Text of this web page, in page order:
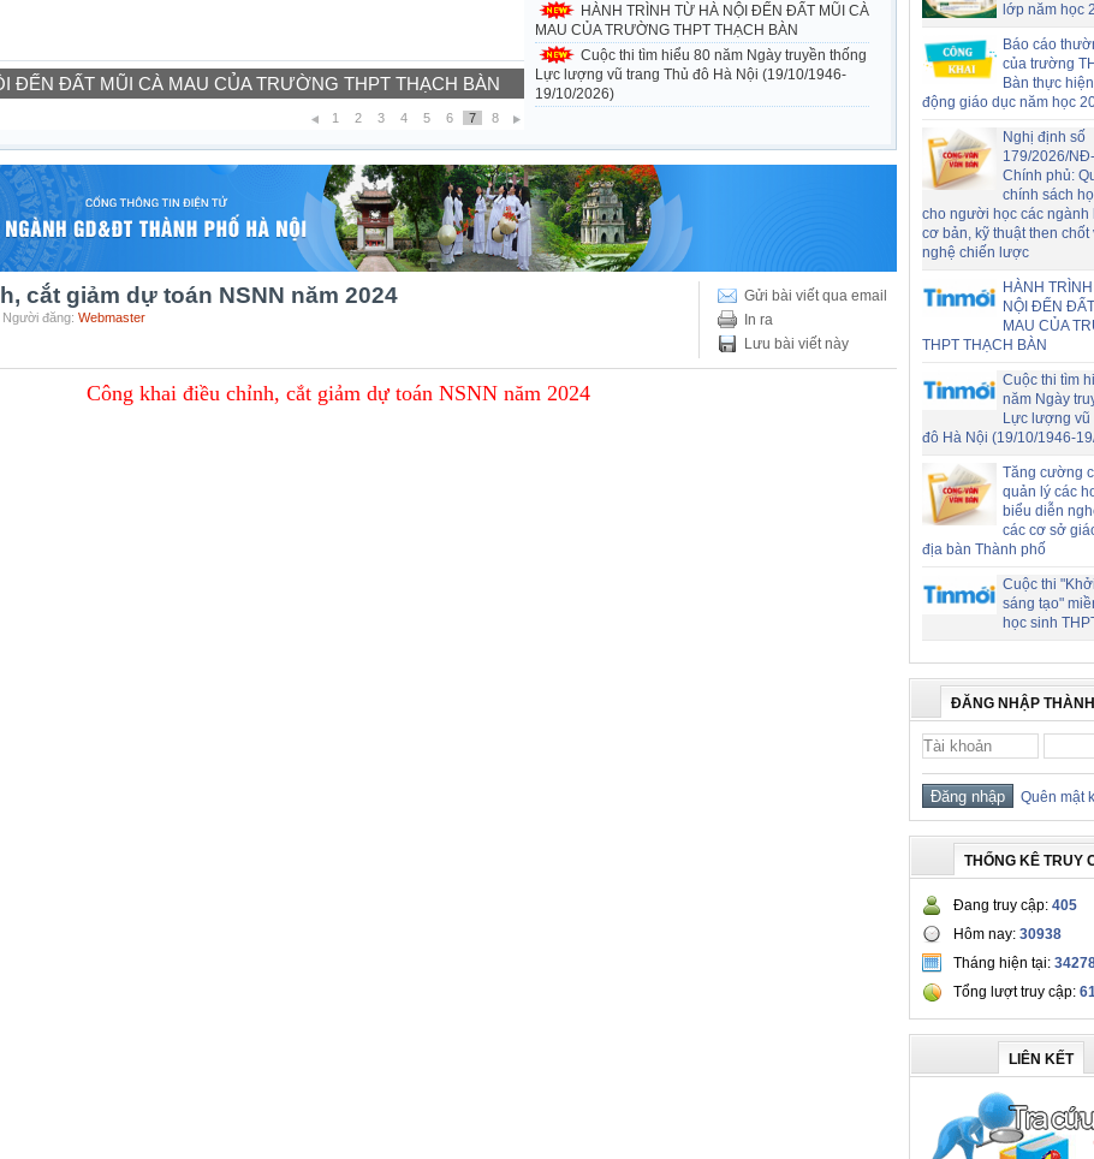
ĐẾN ĐẤT MŨI CÀ MAU CỦA TRƯỜNG THPT THẠCH BÀN
1 2 3 4 5 6 7 8
HÀNH TRÌNH TỪ HÀ NỘI ĐẾN ĐẤT MŨI CÀ
MAU CỦA TRƯỜNG THPT THẠCH BÀN
Cuộc thi tìm hiểu 80 năm Ngày truyền thống
Lực lượng vũ trang Thủ đô Hà Nội (19/10/1946-
19/10/2026)
Gửi bài viết qua email
In ra
Lưu bài viết này
cắt giảm dự toán NSNN năm 2024
đăng: Webmaster
Công khai điều chỉnh, cắt giảm dự toán NSNN năm 2024
lớp năm học
Báo cáo
của trường
Bàn thực
động giáo dục năm học
Nghị định số
179/2026/
Chính phủ:
chính sách
cho người học các ngành
cơ bản, kỹ thuật then chốt
nghệ chiến lược
HÀNH
NỘI ĐẾN
MAU CỦA
THPT THẠCH BÀN
Cuộc thi tìm
năm Ngày
Lực lượng vũ
đô Hà Nội (19/10/1946-
Tăng cường
quản lý các
biểu diễn
các cơ sở
địa bàn Thành phố
Cuộc thi
sáng tạo"
học sinh
ĐĂNG NHẬP
Quên mật
THỐNG KÊ TRUY
Đang truy cập: 405
Hôm nay: 30938
Tháng hiện tại:
Tổng lượt truy cập:
LIÊN KẾT